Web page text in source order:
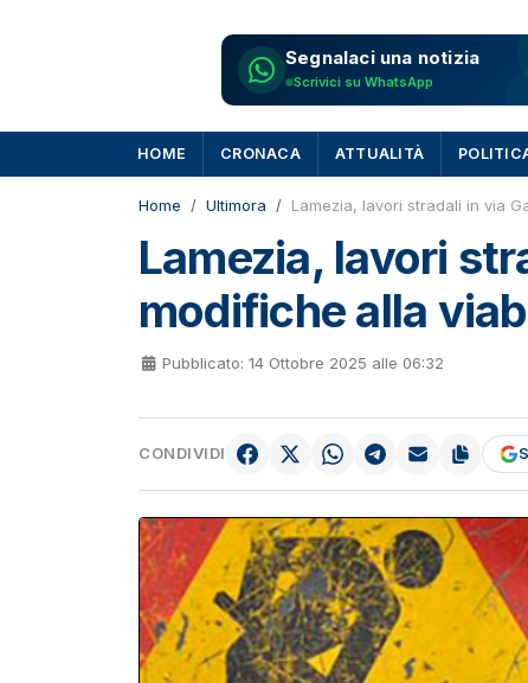
Segnalaci una notizia
Scrivici su WhatsApp
HOME CRONACA ATTUALITÀ
Home Ultimora Lamezia, lavori stradali in via
Lamezia, lavori
modifiche alla
Pubblicato: 14 Ottobre 2025 alle 06:32
CONDIVIDI